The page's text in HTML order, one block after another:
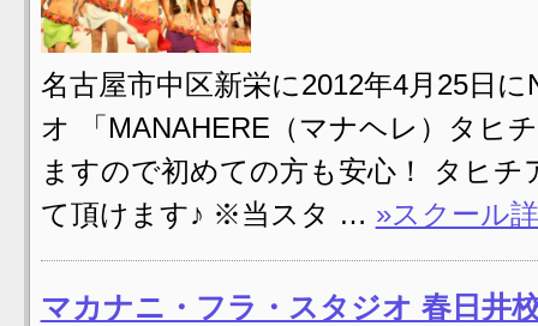
名古屋市中区新栄に2012年4月25日
オ 「MANAHERE（マナヘレ）タヒ
ますので初めての方も安心！ タヒ
て頂けます♪ ※当スタ … »スクール
マカナニ・フラ・スタジオ 春日井